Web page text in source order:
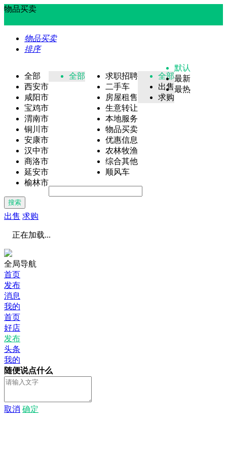
物品买卖
物品买卖
排序
全部
西安市
咸阳市
宝鸡市
渭南市
铜川市
安康市
汉中市
商洛市
延安市
榆林市
全部
求职招聘
二手车
房屋租售
生意转让
本地服务
物品买卖
优惠信息
农林牧渔
综合其他
顺风车
全部
出售
求购
默认
最新
最热
搜索
出售 求购
正在加载...
全局导航
首页
发布
消息
我的
首页
好店
发布
头条
我的
随便说点什么
取消 确定